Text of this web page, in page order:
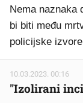
Nema naznaka
bi biti među
policijske
10.03.2023. 00:16
"Izolirani